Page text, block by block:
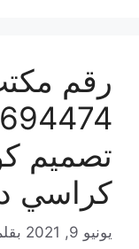
رقم
تصميم
كراسي
يونيو 9, 2021